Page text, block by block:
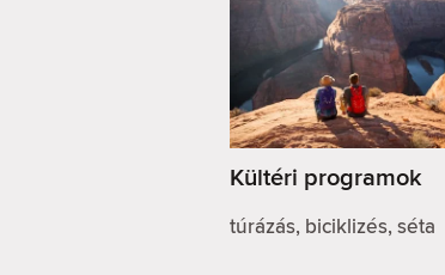
Kültéri programok
túrázás, biciklizés, séta